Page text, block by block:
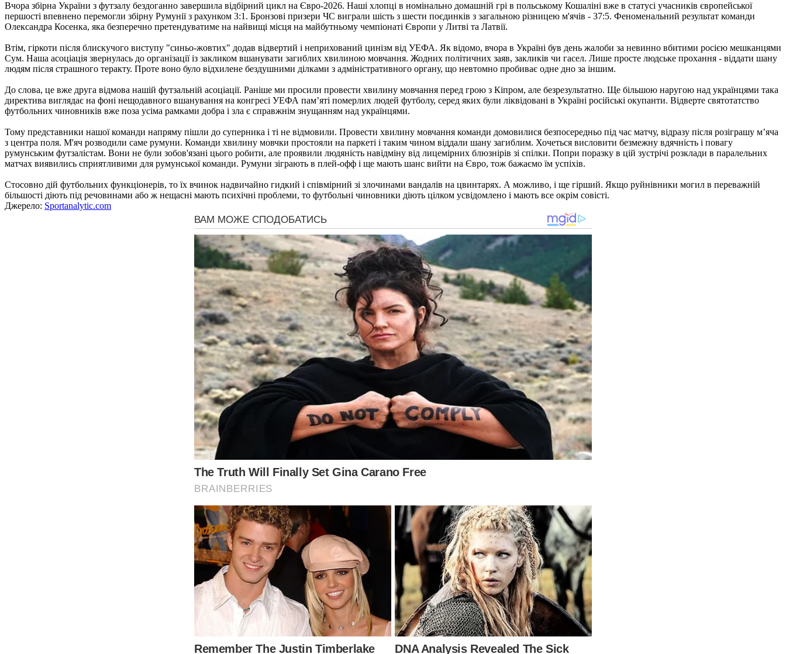
Вчора збірна України з футзалу бездоганно завершила відбірний цикл на Євро-2026. Наші хлопці в номінально домашній грі в польському Кошаліні вже в статусі учасників європейської
першості впевнено перемогли збірну Румунії з рахунком 3:1. Бронзові призери ЧС виграли шість з шести поєдинків з загальною різницею м'ячів - 37:5. Феноменальний результат команди
Олександра Косенка, яка безперечно претендуватиме на найвищі місця на майбутньому чемпіонаті Європи у Литві та Латвії.
Втім, гіркоти після блискучого виступу "синьо-жовтих" додав відвертий і неприхований цинізм від УЕФА. Як відомо, вчора в Україні був день жалоби за невинно вбитими росією мешканцями
Сум. Наша асоціація звернулась до організації із закликом вшанувати загиблих хвилиною мовчання. Жодних політичних заяв, закликів чи гасел. Лише просте людське прохання - віддати шану
людям після страшного теракту. Проте воно було відхилене бездушними ділками з адміністративного органу, що невтомно пробиває одне дно за іншим.
До слова, це вже друга відмова нашій футзальній асоціації. Раніше ми просили провести хвилину мовчання перед грою з Кіпром, але безрезультатно. Ще більшою наругою над українцями така
директива виглядає на фоні нещодавного вшанування на конгресі УЕФА пам’яті померлих людей футболу, серед яких були ліквідовані в Україні російські окупанти. Відверте святотатство
футбольних чиновників вже поза усіма рамками добра і зла є справжнім знущанням над українцями.
Тому представники нашої команди напряму пішли до суперника і ті не відмовили. Провести хвилину мовчання команди домовилися безпосередньо під час матчу, відразу після розіграшу м’яча
з центра поля. М'яч розводили саме румуни. Команди хвилину мовчки простояли на паркеті і таким чином віддали шану загиблим. Хочеться висловити безмежну вдячність і повагу
румунським футзалістам. Вони не були зобов'язані цього робити, але проявили людяність навідміну від лицемірних блюзнірів зі спілки. Попри поразку в цій зустрічі розклади в паралельних
матчах виявились сприятливими для румунської команди. Румуни зіграють в плей-офф і ще мають шанс вийти на Євро, тож бажаємо їм успіхів.
Стосовно дій футбольних функціонерів, то їх вчинок надвичайно гидкий і співмірний зі злочинами вандалів на цвинтарях. А можливо, і ще гірший. Якщо руйнівники могил в переважній
більшості діють під речовинами або ж нещасні мають психічні проблеми, то футбольні чиновники діють цілком усвідомлено і мають все окрім совісті.
Джерело: Sportanalytic.com